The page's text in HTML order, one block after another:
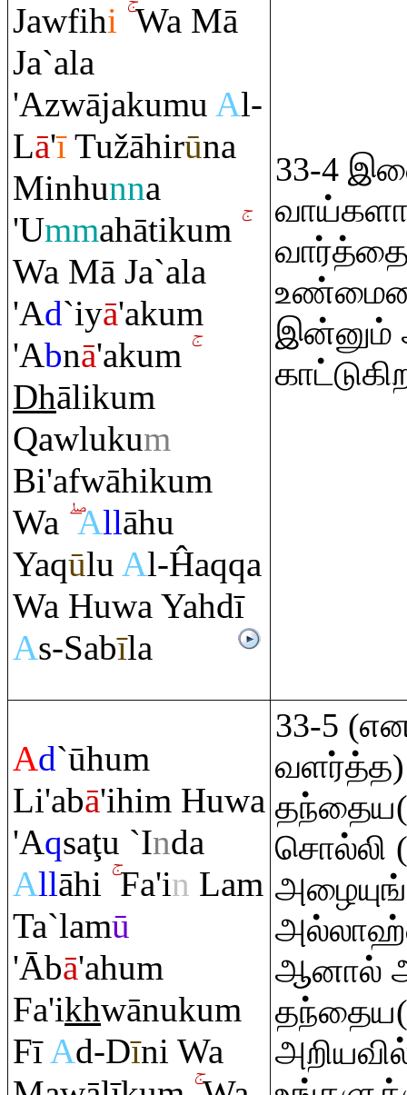
Jawfihi Wa Mā
Ja`ala
'Azwājakumu Al-
Lā'īTužāhirūna
Minhunna
'Ummahātikum
Wa Mā Ja`ala
'Ad`iyā'akum
'Abnā'akum
Dhālikum
Qawlukum
Bi'afwāhikum
Wa Allāhu
Yaqūlu Al-Ĥaqqa
Wa Huwa Yahdī
As-Sabīla
33-4
இன்னும்
Ad`ūhum
Li'abā'ihim Huwa
'Aqsaţu `Inda
Allāhi Fa'in Lam
Ta`lamū
'Ābā'ahum
Fa'ikhwānukum
FīAd-Dīni Wa
33-5
சொல்லி
ஆனால்